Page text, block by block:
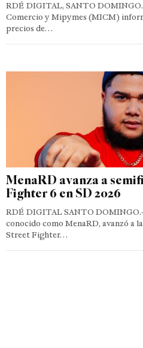
RDÉ DIGITAL, SANTO
Comercio y Mipymes (MICM)
precios de…
MenaRD avanza a
Fighter 6 en SD 2026
RDÉ DIGITAL SANTO
conocido como MenaRD, avanzó a
Street Fighter…